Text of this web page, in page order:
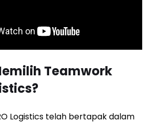
Teamwork
Logistics telah bertapak dalam